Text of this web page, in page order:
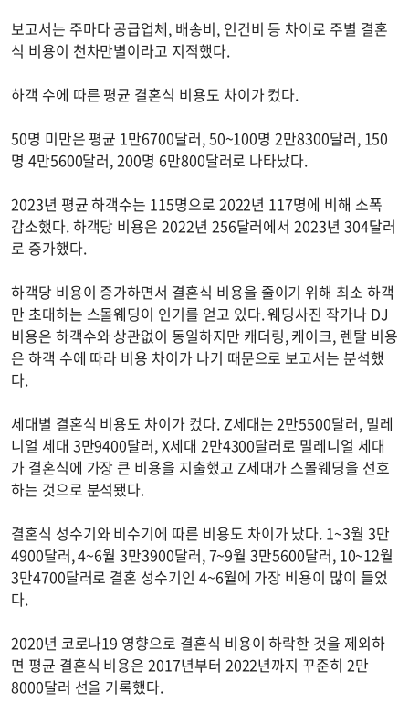
보고서는 주마다 공급업체, 배송비, 인건비 등 차이로 주별 결혼
식 비용이 천차만별이라고 지적했다.
하객 수에 따른 평균 결혼식 비용도 차이가 컸다.
50명 미만은 평균 1만6700달러, 50~100명 2만8300달러, 150
명 4만5600달러, 200명 6만800달러로 나타났다.
2023년 평균 하객수는 115명으로 2022년 117명에 비해 소폭
감소했다. 하객당 비용은 2022년 256달러에서 2023년 304달러
로 증가했다.
하객당 비용이 증가하면서 결혼식 비용을 줄이기 위해 최소 하객
만 초대하는 스몰웨딩이 인기를 얻고 있다. 웨딩사진 작가나 DJ
비용은 하객수와 상관없이 동일하지만 캐더링, 케이크, 렌탈 비용
은 하객 수에 따라 비용 차이가 나기 때문으로 보고서는 분석했
다.
세대별 결혼식 비용도 차이가 컸다. Z세대는 2만5500달러, 밀레
니얼 세대 3만9400달러, X세대 2만4300달러로 밀레니얼 세대
가 결혼식에 가장 큰 비용을 지출했고 Z세대가 스몰웨딩을 선호
하는 것으로 분석됐다.
결혼식 성수기와 비수기에 따른 비용도 차이가 났다. 1~3월 3만
4900달러, 4~6월 3만3900달러, 7~9월 3만5600달러, 10~12월
3만4700달러로 결혼 성수기인 4~6월에 가장 비용이 많이 들었
다.
2020년 코로나19 영향으로 결혼식 비용이 하락한 것을 제외하
면 평균 결혼식 비용은 2017년부터 2022년까지 꾸준히 2만
8000달러 선을 기록했다.